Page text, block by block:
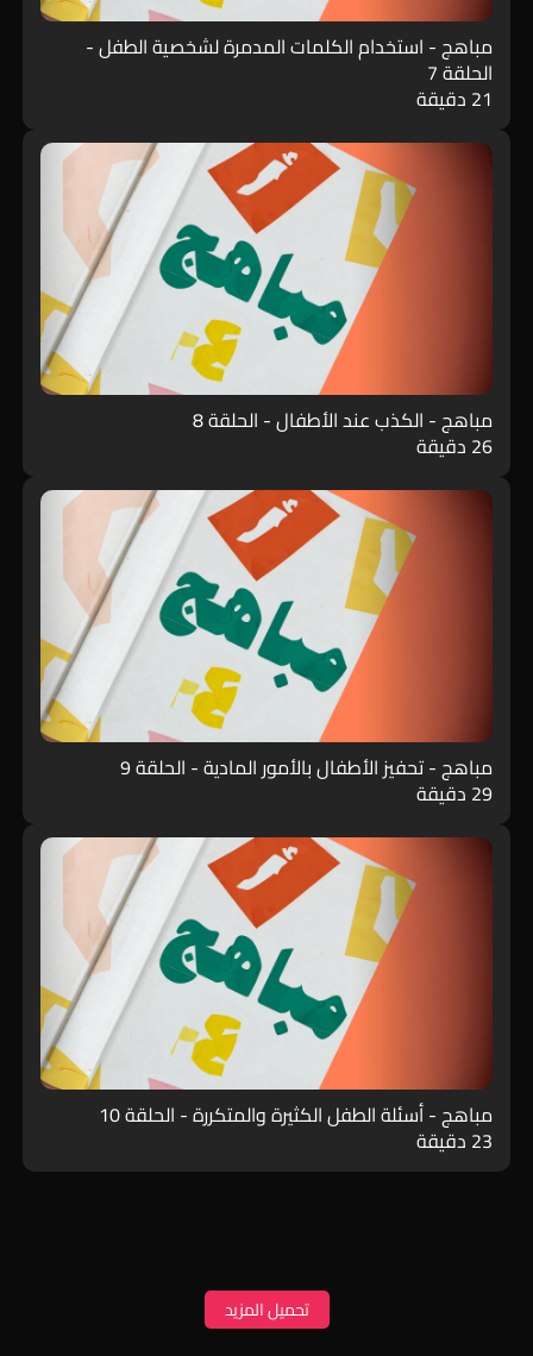
مباهج - استخدام الكلمات المدمرة لشخصية الطفل -
الحلقة 7
21 دقيقة
مباهج - الكذب عند الأطفال - الحلقة 8
26 دقيقة
مباهج - تحفيز الأطفال بالأمور المادية - الحلقة 9
29 دقيقة
مباهج - أسئلة الطفل الكثيرة والمتكررة - الحلقة 10
23 دقيقة
تحميل المزيد